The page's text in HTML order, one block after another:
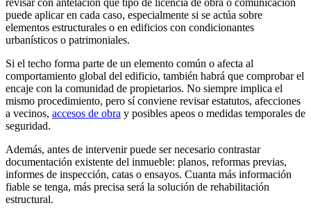
revisar con antelación qué tipo de licencia de obra o comunicación
puede aplicar en cada caso, especialmente si se actúa sobre
elementos estructurales o en edificios con condicionantes
urbanísticos o patrimoniales.
Si el techo forma parte de un elemento común o afecta al
comportamiento global del edificio, también habrá que comprobar el
encaje con la comunidad de propietarios. No siempre implica el
mismo procedimiento, pero sí conviene revisar estatutos, afecciones
a vecinos, accesos de obra y posibles apeos o medidas temporales de
seguridad.
Además, antes de intervenir puede ser necesario contrastar
documentación existente del inmueble: planos, reformas previas,
informes de inspección, catas o ensayos. Cuanta más información
fiable se tenga, más precisa será la solución de rehabilitación
estructural.